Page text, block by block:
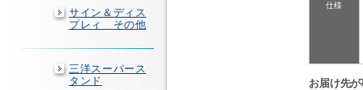
サイン＆ディス
プレィ その他
三洋スーパース
タンド
仕様
お届け先